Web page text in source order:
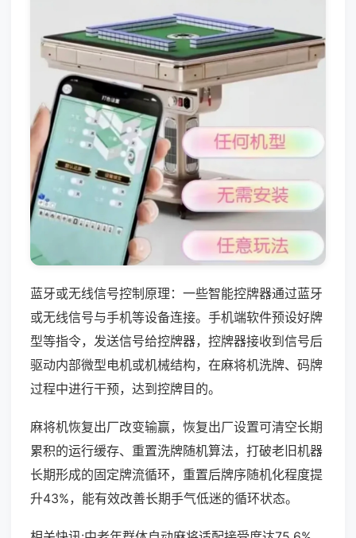
蓝牙或无线信号控制原理：一些智能控牌器通过蓝牙
或无线信号与手机等设备连接。手机端软件预设好牌
型等指令，发送信号给控牌器，控牌器接收到信号后
驱动内部微型电机或机械结构，在麻将机洗牌、码牌
过程中进行干预，达到控牌目的。
麻将机恢复出厂改变输赢，恢复出厂设置可清空长期
累积的运行缓存、重置洗牌随机算法，打破老旧机器
长期形成的固定牌流循环，重置后牌序随机化程度提
升43%，能有效改善长期手气低迷的循环状态。